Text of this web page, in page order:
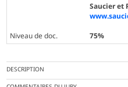
Saucier et
Niveau de doc.
75%
DESCRIPTION